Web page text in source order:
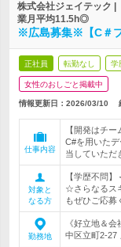
株式会社ジェイテック |
業月平均11.5h◎
※広島募集※【C＃
正社員 転勤なし 学
女性のおしごと掲載中
情報更新日：2026/03/10
仕事内容
【開発はチ
C#を用いた
当していただ
対象と
なる方
【学歴不問
☆さらなるス
もぜひご応募
勤務地
《好立地＆
中区立町2-27